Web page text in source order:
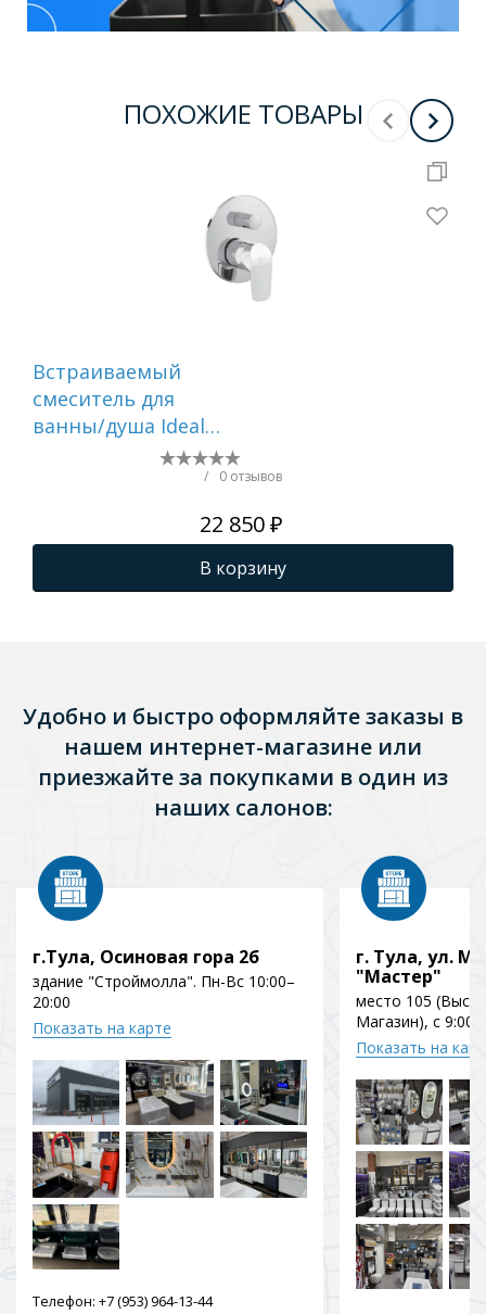
ПОХОЖИЕ ТОВАРЫ
Встраиваемый
смеситель для
ванны/душа Ideal
Standard Ceraflex,
/ 0 отзывов
22 850 ₽
В корзину
Удобно и быстро оформляйте заказы в
нашем интернет-магазине или
приезжайте за покупками в один из
наших салонов:
г.Тула, Осиновая гора 2б
здание "Строймолла". Пн-Вс 10:00–
20:00
Показать на карте
Телефон: +7 (953) 964-13-44
г. Тула, ул.
"Мастер"
место 105
Магазин), с 9:00
Показать на